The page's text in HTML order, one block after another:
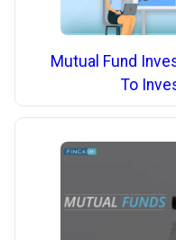
Mutual Fund
To